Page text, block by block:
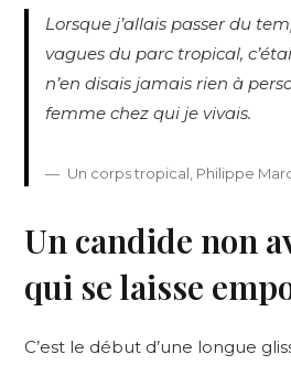
Lorsque j’allais passer du
vagues du parc tropical,
n’en disais jamais rien à
femme chez qui je vivais.
Un corps tropical, Philippe
Un candide non
qui se laisse
C’est le début d’une longue